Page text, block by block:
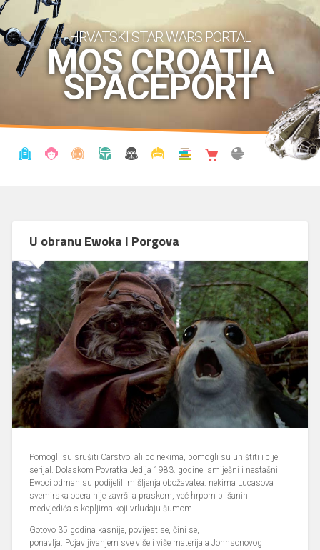
HRVATSKI STAR WARS PORTAL
MOS CROATIA
SPACEPORT
U obranu Ewoka i Porgova
Pomogli su srušiti Carstvo, ali po nekima, pomogli su uništiti i cijeli
serijal. Dolaskom Povratka Jedija 1983. godine, smiješni i nestašni
Ewoci odmah su podijelili mišljenja obožavatea: nekima Lucasova
svemirska opera nije završila praskom, već hrpom plišanih
medvjedića s kopljima koji vrludaju šumom.
Gotovo 35 godina kasnije, povijest se, čini se,
ponavlja. Pojavljivanjem sve više i više materijala Johnsonovog